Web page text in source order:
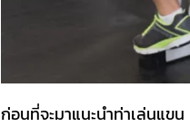
ก่อนที่จะมาแนะนำท่าเล่นแขน